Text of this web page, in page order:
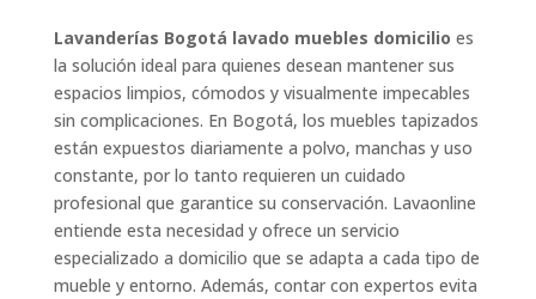
Lavanderías Bogotá lavado muebles domicilio es
la solución ideal para quienes desean mantener sus
espacios limpios, cómodos y visualmente impecables
sin complicaciones. En Bogotá, los muebles tapizados
están expuestos diariamente a polvo, manchas y uso
constante, por lo tanto requieren un cuidado
profesional que garantice su conservación. Lavaonline
entiende esta necesidad y ofrece un servicio
especializado a domicilio que se adapta a cada tipo de
mueble y entorno. Además, contar con expertos evita